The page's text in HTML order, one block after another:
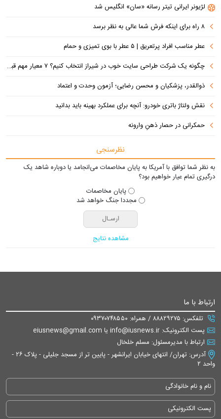
لژیونر ایرانی تیتر رسانه «سان» انگلیس شد
۸ راه برای اینکه فرش شما عالی به نظر برسد
عطر مناسب افراد پرتعریق | ۵ عطر با بوی تمیزی و حمام
چگونه یک شرکت طراحی سایت خوب در شیراز انتخاب کنیم؟ ۷ معیار مهم قبل از سفارش سایت
ذوالقدر، پزشکیان و محسن رضایی؛ آزمون وحدت و اعتماد
نقش ولتاژ باتری خودرو: آنچه برای عملکرد بهینه باید بدانید
حمکرانی در حصار ذهنِ وارونه
نظرسنجی
به نظر شما توافق با آمریکا به پایان مخاصمات می‌انجامد یا دوباره شاهد یک
درگیری تمام عیار خواهیم بود؟
پایان مخاصمات
مجددا جنگ خواهد شد
مشاهده نتایج
ارتباط با ما
تلفکس: ۸۸۸۲۹۲۷۵ / همراه: ۰۹۳۷۰۷۴۸۵۵۰
پست الکترونیک: info@iusnews.ir یا eiusnews@gmail.com
ارتباط با مدیرمسئول: مسلم خلخال
آدرس: تهران/ انتهای خیابان ایرانشهر - پایین تر از مسجد جلیلی - پلاک ۲۶ -
واحد ۲